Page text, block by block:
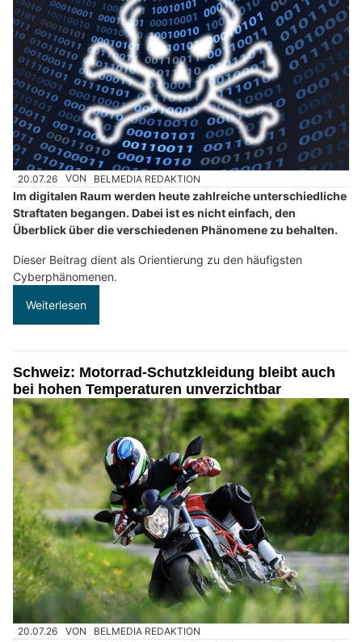
20.07.26 VON BELMEDIA REDAKTION
Im digitalen Raum werden heute zahlreiche unterschiedliche
Straftaten begangen. Dabei ist es nicht einfach, den
Überblick über die verschiedenen Phänomene zu behalten.
Dieser Beitrag dient als Orientierung zu den häufigsten
Cyberphänomenen.
Weiterlesen
Schweiz: Motorrad-Schutzkleidung bleibt auch
bei hohen Temperaturen unverzichtbar
20.07.26 VON BELMEDIA REDAKTION